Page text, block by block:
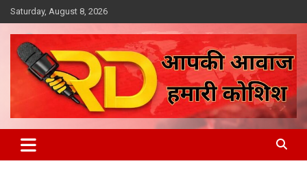
Skip
to
content
Saturday, August 8, 2026
Reporter Diaries